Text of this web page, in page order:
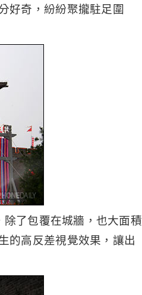
好奇，紛紛聚攏駐足圍
了包覆在城牆，也大面積
的高反差視覺效果，讓出